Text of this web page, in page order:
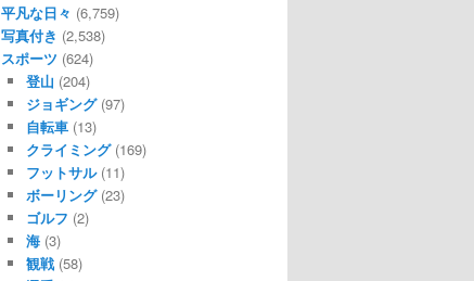
平凡な日々 (6,759)
写真付き (2,538)
スポーツ (624)
登山 (204)
ジョギング(97)
自転車(13)
クライミング(169)
フットサル(11)
ボーリング(23)
ゴルフ (2)
海(3)
観戦(58)